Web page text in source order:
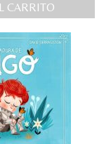
CARRITO